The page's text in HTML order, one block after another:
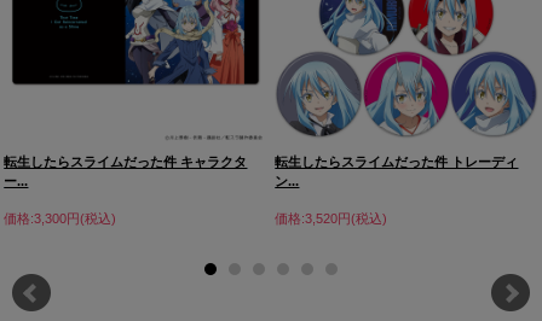
転生したらスライムだった件 キャラクタ
ー...
価格:3,300円(税込)
転生したらスライムだった件 トレーディ
ン...
価格:3,520円(税込)